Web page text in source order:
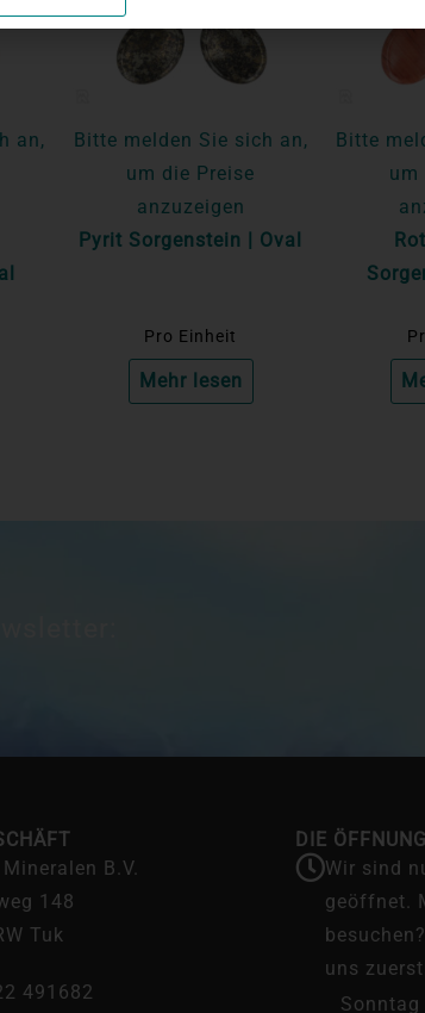
an,
Bitte melden Sie sich an,
um die Preise
anzuzeigen
Pyrit Sorgenstein | Oval
Pro Einheit
Mehr lesen
Bitte
um
B.V.
148
Tuk
491682
DIE
Wir sind
geöffnet.
uns
Sonntag